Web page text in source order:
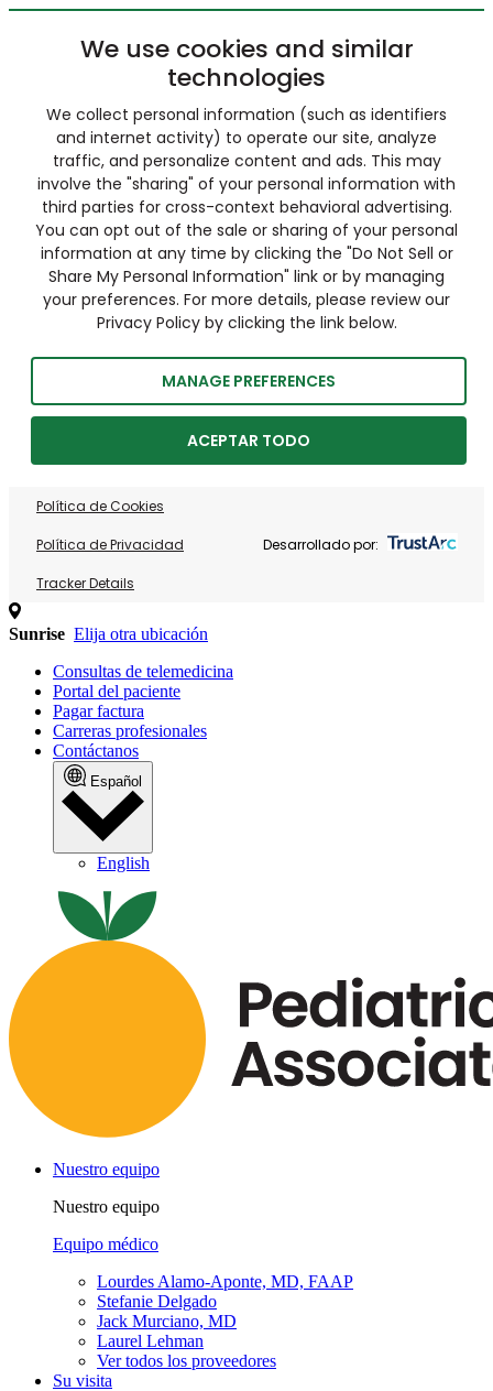
We use cookies and similar
technologies
We collect personal information (such as identifiers
and internet activity) to operate our site, analyze
traffic, and personalize content and ads. This may
involve the "sharing" of your personal information with
third parties for cross-context behavioral advertising.
You can opt out of the sale or sharing of your personal
information at any time by clicking the "Do Not Sell or
Share My Personal Information" link or by managing
your preferences. For more details, please review our
Privacy Policy by clicking the link below.
MANAGE PREFERENCES
ACEPTAR TODO
Política de Cookies
Política de Privacidad
Tracker Details
Desarrollado por:
Sunrise Elija otra ubicación
Consultas de telemedicina
Portal del paciente
Pagar factura
Carreras profesionales
Contáctanos
Español
English
Nuestro equipo
Nuestro equipo
Equipo médico
Lourdes Alamo-Aponte, MD, FAAP
Stefanie Delgado
Jack Murciano, MD
Laurel Lehman
Ver todos los proveedores
Su visita